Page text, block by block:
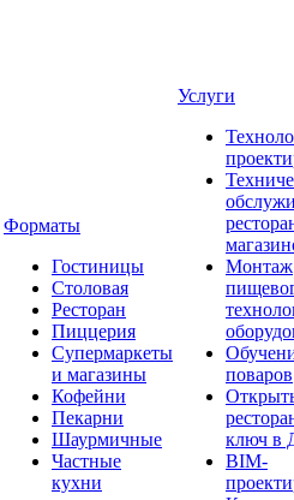
Форматы
Гостиницы
Столовая
Ресторан
Пиццерия
Супермаркеты
и магазины
Кофейни
Пекарни
Шаурмичные
Частные
кухни
Услуги
Монтаж
поваров
ключ в
BIM-